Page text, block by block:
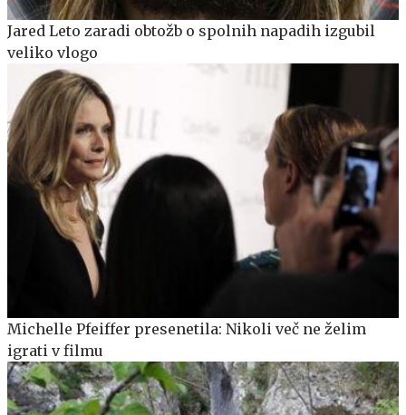
Jared Leto zaradi obtožb o spolnih napadih izgubil
veliko vlogo
Michelle Pfeiffer presenetila: Nikoli več ne želim
igrati v filmu